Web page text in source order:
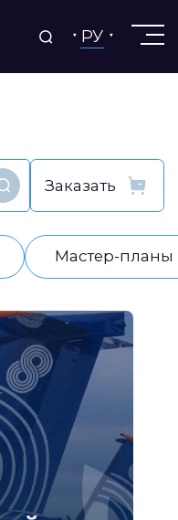
РУ
Найти
Мастер-планы